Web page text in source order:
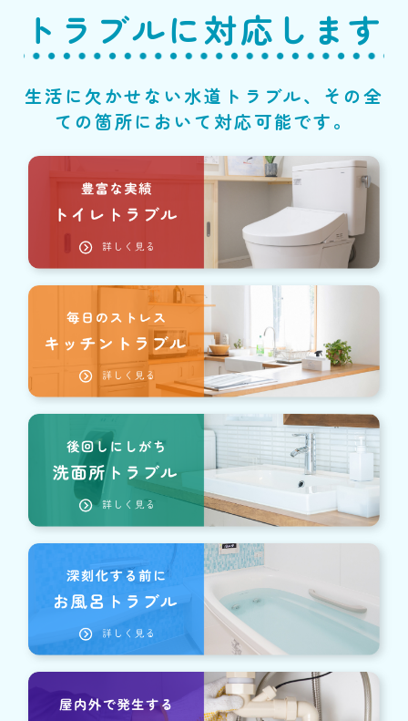
トラブルに対応します
生活に欠かせない水道トラブル、その全
ての箇所において対応可能です。